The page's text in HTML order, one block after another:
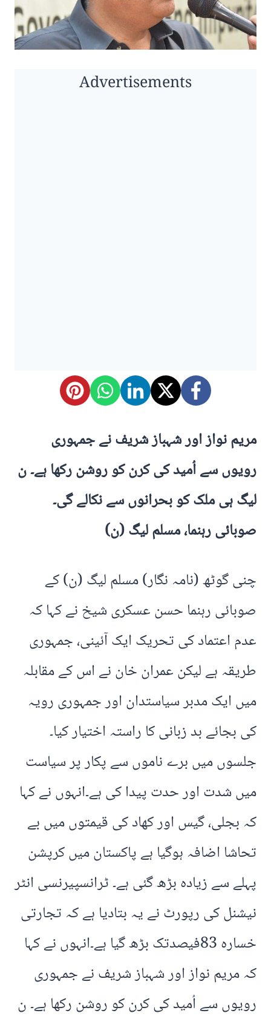
Advertisements
مریم نواز اور شہباز شریف نے جمہوری
رویوں سے اُمید کی کرن کو روشن رکھا ہے۔ ن
لیگ ہی ملک کو بحرانوں سے نکالے گی۔
صوبائی رہنما، مسلم لیگ (ن)
چنی گوٹھ (نامہ نگار) مسلم لیگ (ن) کے
صوبائی رہنما حسن عسکری شیخ نے کہا کہ
عدم اعتماد کی تحریک ایک آئینی، جمہوری
طریقہ ہے لیکن عمران خان نے اس کے مقابلہ
میں ایک مدبر سیاستدان اور جمہوری رویہ
کی بجائے بد زبانی کا راستہ اختیار کیا۔
جلسوں میں برے ناموں سے پکار پر سیاست
میں شدت اور حدت پیدا کی ہے۔انہوں نے کہا
کہ بجلی، گیس اور کھاد کی قیمتوں میں بے
تحاشا اضافہ ہوگیا ہے پاکستان میں کرپشن
پہلے سے زیادہ بڑھ گئی ہے۔ ٹرانسپیرنسی انٹر
نیشنل کی رپورٹ نے یہ بتادیا ہے کہ تجارتی
خسارہ 83فیصدتک بڑھ گیا ہے۔انہوں نے کہا
کہ مریم نواز اور شہباز شریف نے جمہوری
رویوں سے اُمید کی کرن کو روشن رکھا ہے۔ ن